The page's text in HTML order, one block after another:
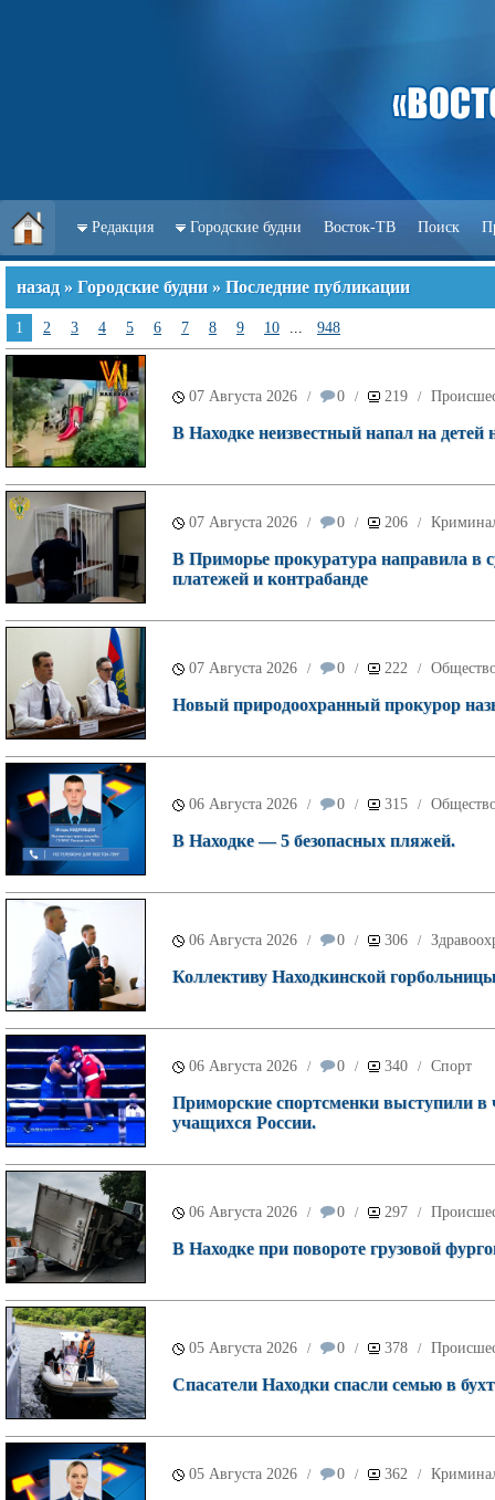
Редакция Городские будни Восток-ТВ Поиск
назад » Городские будни » Последние публикации
1 2 3 4 5 6 7 8 9 10 ... 948
07 Августа 2026 / 0 / 219 /
В Находке неизвестный напал на детей
07 Августа 2026 / 0 / 206 /
В Приморье прокуратура направила в
платежей и контрабанде
07 Августа 2026 / 0 / 222 /
Новый природоохранный прокурор
06 Августа 2026 / 0 / 315 /
В Находке — 5 безопасных пляжей.
06 Августа 2026 / 0 / 306 /
Коллективу Находкинской
06 Августа 2026 / 0 / 340 / Спорт
Приморские спортсменки выступили в
учащихся России.
06 Августа 2026 / 0 / 297 /
В Находке при повороте грузовой
05 Августа 2026 / 0 / 378 /
Спасатели Находки спасли семью в
05 Августа 2026 / 0 / 362 /